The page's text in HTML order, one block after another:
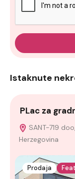
Istaknute
PLac za
SANT-719
Herzegovina
Prodaja